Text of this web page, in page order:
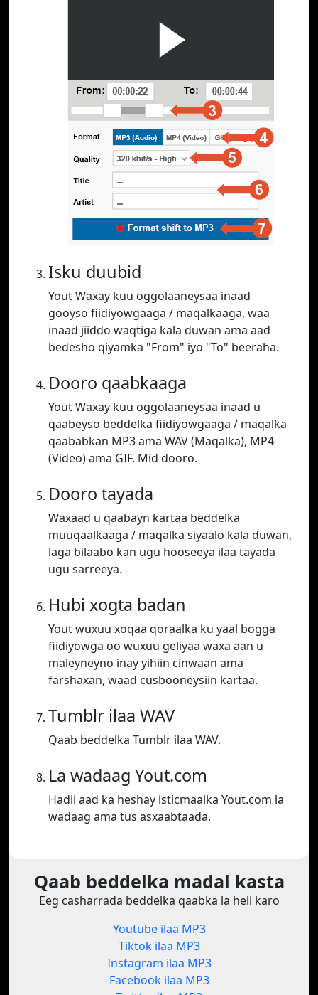
Isku duubid
Yout Waxay kuu oggolaaneysaa inaad
gooyso fiidiyowgaaga / maqalkaaga, waa
inaad jiiddo waqtiga kala duwan ama aad
bedesho qiyamka "From" iyo "To" beeraha.
Dooro qaabkaaga
Yout Waxay kuu oggolaaneysaa inaad u
qaabeyso beddelka fiidiyowgaaga / maqalka
qaababkan MP3 ama WAV (Maqalka), MP4
(Video) ama GIF. Mid dooro.
Dooro tayada
Waxaad u qaabayn kartaa beddelka
muuqaalkaaga / maqalka siyaalo kala duwan,
laga bilaabo kan ugu hooseeya ilaa tayada
ugu sarreeya.
Hubi xogta badan
Yout wuxuu xoqaa qoraalka ku yaal bogga
fiidiyowga oo wuxuu geliyaa waxa aan u
maleyneyno inay yihiin cinwaan ama
farshaxan, waad cusbooneysiin kartaa.
Tumblr ilaa WAV
Qaab beddelka Tumblr ilaa WAV.
La wadaag Yout.com
Hadii aad ka heshay isticmaalka Yout.com la
wadaag ama tus asxaabtaada.
Qaab beddelka madal kasta
Eeg casharrada beddelka qaabka la heli karo
Youtube ilaa MP3
Tiktok ilaa MP3
Instagram ilaa MP3
Facebook ilaa MP3